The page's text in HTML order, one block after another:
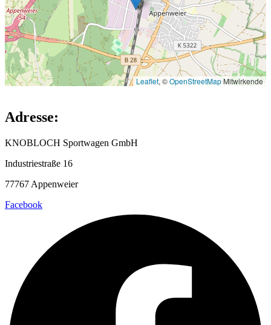
Leaflet, ©OpenStreetMapMitwirkende
Adresse:
KNOBLOCH Sportwagen GmbH
Industriestraße 16
77767 Appenweier
Facebook